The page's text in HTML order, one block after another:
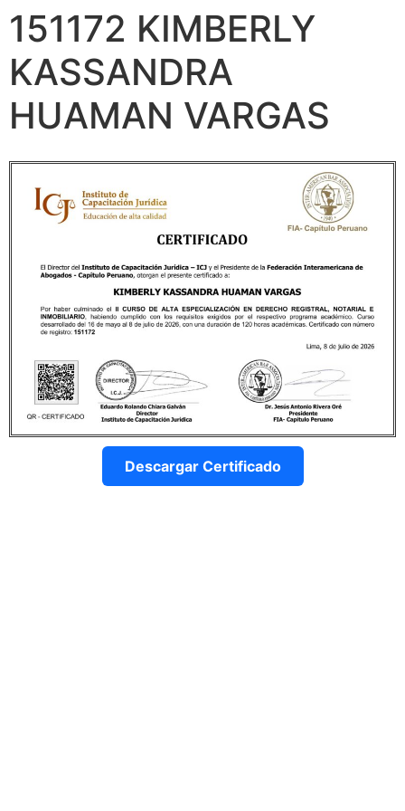
151172 KIMBERLY
KASSANDRA
HUAMAN VARGAS
Descargar Certificado